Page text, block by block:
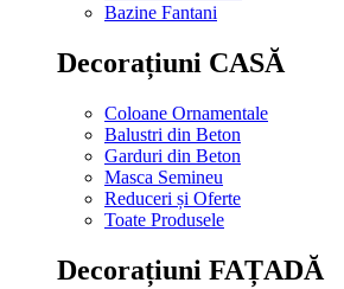
Bazine Fantani
Decorațiuni CASĂ
Coloane Ornamentale
Balustri din Beton
Garduri din Beton
Masca Semineu
Reduceri și Oferte
Toate Produsele
Decorațiuni FAȚADĂ